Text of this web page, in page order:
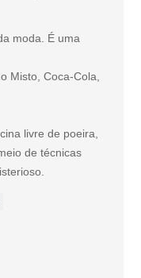
moda. É uma
Misto, Coca-Cola,
livre de poeira,
de técnicas